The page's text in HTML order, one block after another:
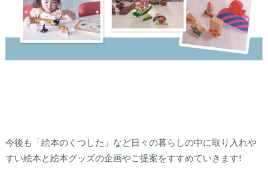
今後も「絵本のくつした」など日々の暮らしの中に取り入れや
すい絵本と絵本グッズの企画やご提案をすすめていきます!